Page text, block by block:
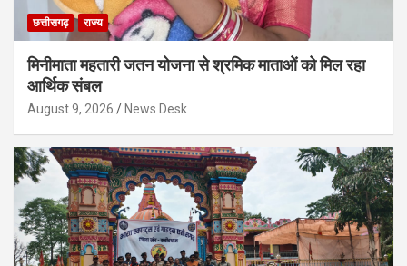
छत्तीसगढ़ राज्य
मिनीमाता महतारी जतन योजना से श्रमिक माताओं को मिल रहा
आर्थिक संबल
August 9, 2026 News Desk